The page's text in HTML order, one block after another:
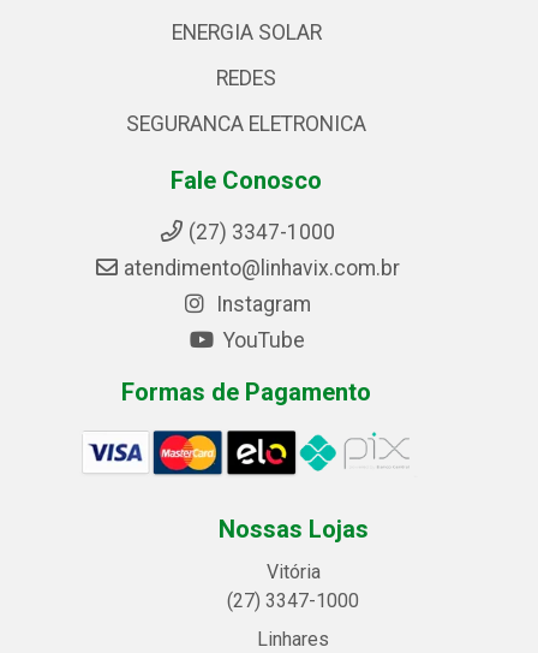
ENERGIA SOLAR
REDES
SEGURANCA ELETRONICA
Fale Conosco
(27) 3347-1000
atendimento@linhavix.com.br
Instagram
YouTube
Formas de Pagamento
Nossas Lojas
Vitória
(27) 3347-1000
Linhares